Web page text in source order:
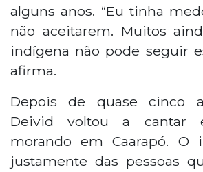
alguns anos. “Eu tinha
não aceitarem. Muitos
indígena não pode seguir
afirma.
Depois de quase cinco
Deivid voltou a cantar
morando em Caarapó. O
justamente das pessoas